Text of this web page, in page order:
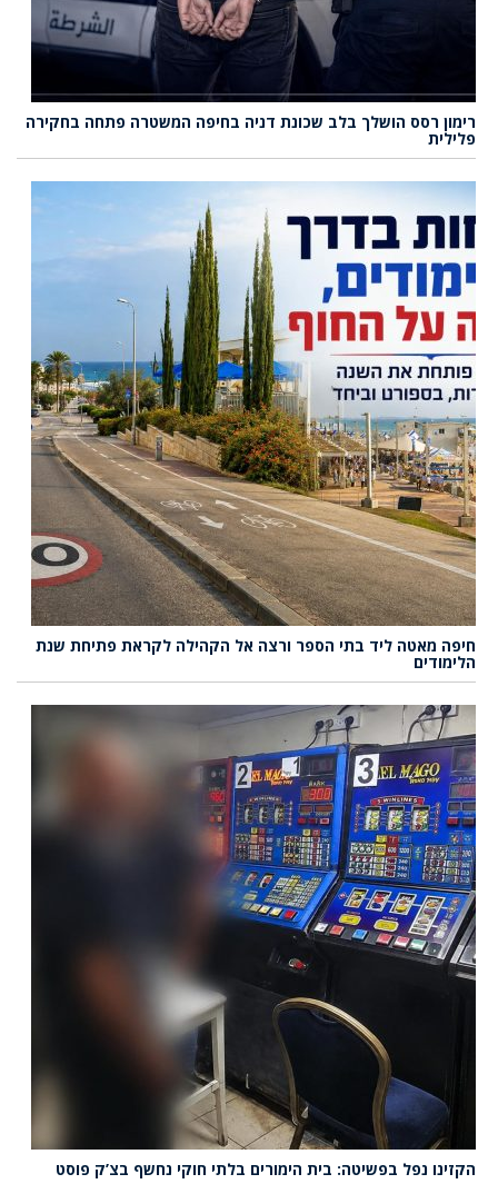
רימון רסס הושלך בלב שכונת דניה בחיפה המשטרה פתחה בחקירה
פלילית
חיפה מאטה ליד בתי הספר ורצה אל הקהילה לקראת פתיחת שנת
הלימודים
הקזינו נפל בפשיטה: בית הימורים בלתי חוקי נחשף בצ’ק פוסט